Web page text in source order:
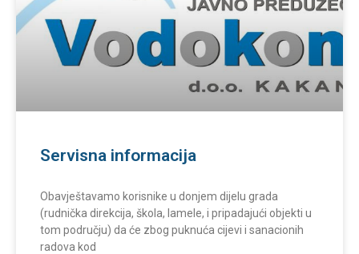
Servisna informacija
Obavještavamo korisnike u donjem dijelu grada
(rudnička direkcija, škola, lamele, i pripadajući objekti u
tom području) da će zbog puknuća cijevi i sanacionih
radova kod